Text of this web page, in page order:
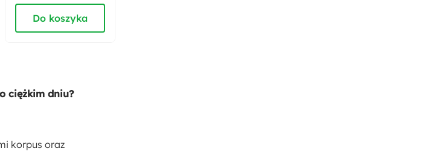
dąb cremona
Do koszyka
ciężkim dniu?
korpus oraz